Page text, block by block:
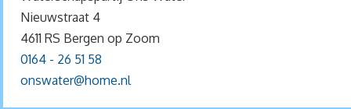
Nieuwstraat 4
4611 RS Bergen op Zoom
0164 - 26 51 58
onswater@home.nl